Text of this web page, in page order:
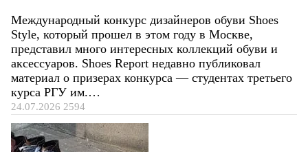
Международный конкурс дизайнеров обуви Shoes
Style, который прошел в этом году в Москве,
представил много интересных коллекций обуви и
аксессуаров. Shoes Report недавно публиковал
материал о призерах конкурса — студентах третьего
курса РГУ им.…
24.07.2026 2594